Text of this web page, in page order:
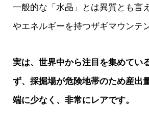
一般的な「水晶」とは異質とも言
やエネルギーを持つザギマウンテ
実は、世界中から注目を集めてい
ず、採掘場が危険地帯のため産出
端に少なく、非常にレアです。